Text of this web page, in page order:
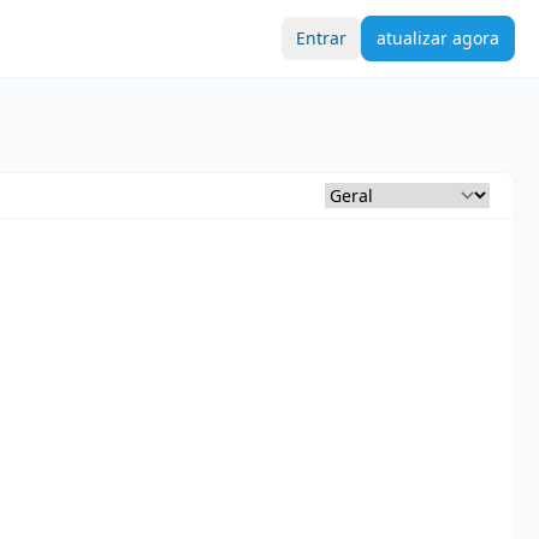
Entrar atualizar agora